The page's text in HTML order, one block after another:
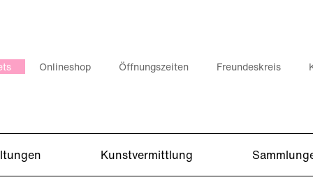
Onlineshop Öffnungszeiten Freundeskreis
Kunstvermittlung